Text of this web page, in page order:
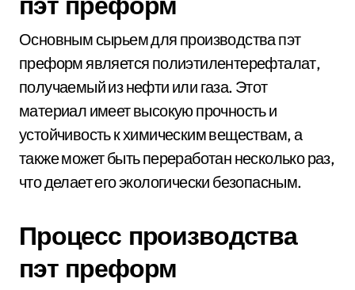
Основным сырьем для производства пэт
преформ является полиэтилентерефталат,
получаемый из нефти или газа. Этот
материал имеет высокую прочность и
устойчивость к химическим веществам, а
также может быть переработан несколько раз,
что делает его экологически безопасным.
Процесс производства
пэт преформ